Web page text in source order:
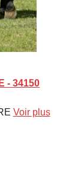
- 34150
Voir plus